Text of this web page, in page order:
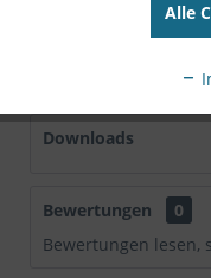
Technische Daten
Downloads
Bewertungen
0
Bewertungen lesen,
Alle